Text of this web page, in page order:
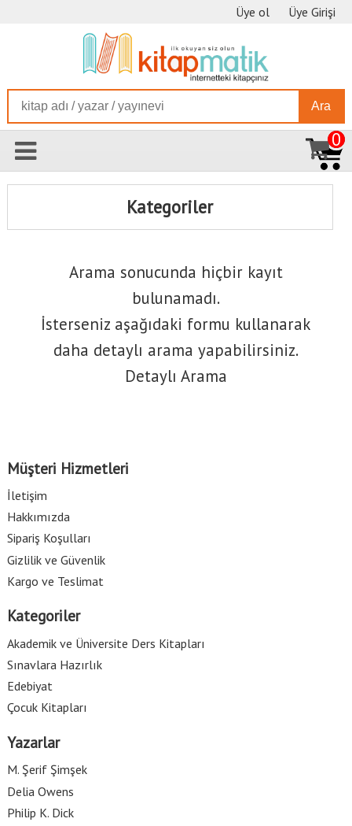
Üye ol Üye Girişi
Ara
0
Kategoriler
Arama sonucunda hiçbir kayıt
bulunamadı.
İsterseniz aşağıdaki formu kullanarak
daha detaylı arama yapabilirsiniz.
Detaylı Arama
Müşteri Hizmetleri
İletişim
Hakkımızda
Sipariş Koşulları
Gizlilik ve Güvenlik
Kargo ve Teslimat
Kategoriler
Akademik ve Üniversite Ders Kitapları
Sınavlara Hazırlık
Edebiyat
Çocuk Kitapları
Yazarlar
M. Şerif Şimşek
Delia Owens
Philip K. Dick